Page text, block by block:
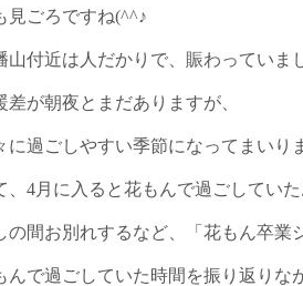
見ごろですね(^^♪
山付近は人だかりで、賑わっていま
差が朝夜とまだありますが、
に過ごしやすい季節になってまいり
、4月に入ると花もんで過ごしてい
の間お別れするなど、「花もん卒業
んで過ごしていた時間を振り返りな